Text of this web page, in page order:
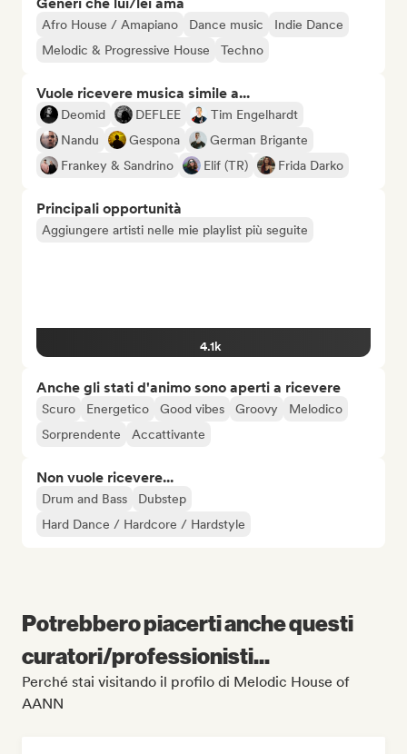
Afro House / Amapiano Dance music
Indie Dance
Melodic & Progressive House
Techno
Vuole ricevere musica simile a...
Deomid DEFLEE
Tim Engelhardt
Nandu
Gespona
German Brigante
Frankey & Sandrino
Elif (TR) Frida Darko
Principali opportunità
Aggiungere artisti nelle mie playlist più seguite
4.1k
Anche gli stati d'animo sono aperti a ricevere
Scuro Energetico Good vibes Groovy
Melodico
Sorprendente
Accattivante
Non vuole ricevere...
Drum and Bass
Dubstep
Hard Dance / Hardcore / Hardstyle
Potrebbero piacerti anche questi
curatori/professionisti...
Perché stai visitando il profilo di Melodic House of
AANN